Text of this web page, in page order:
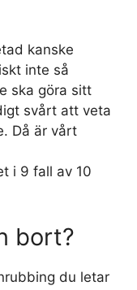
kanske
inte så
ska göra sitt
svårt att veta
Då är vårt
i 9 fall av 10
bort?
du letar